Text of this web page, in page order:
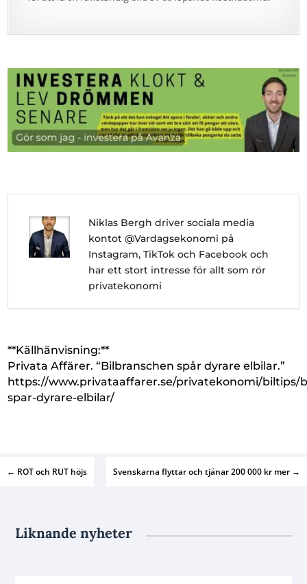
Niklas Bergh driver sociala media
kontot @Vardagsekonomi på
Instagram, TikTok och Facebook och
har ett stort intresse för allt som rör
privatekonomi
**Källhänvisning:**
Privata Affärer. “Bilbranschen spår dyrare elbilar.”
https://www.privataaffarer.se/privatekonomi/biltips/
spar-dyrare-elbilar/
← ROT och RUT höjs Svenskarna flyttar och tjänar 200 000 kr mer →
Liknande nyheter